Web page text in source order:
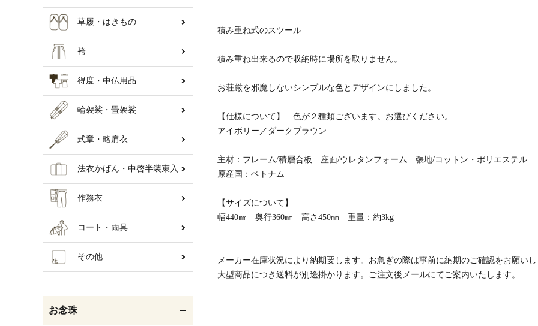
積み重ね式のスツール
積み重ね出来るので収納時に場所を取りません。
お荘厳を邪魔しないシンプルな色とデザインにしました。
【仕様について】 色が２種類ございます。お選びください。
アイボリー／ダークブラウン
主材：フレーム/積層合板 座面/ウレタンフォーム 張地/コットン・ポリエステル
原産国：ベトナム
【サイズについて】
幅440㎜ 奥行360㎜ 高さ450㎜ 重量：約3kg
メーカー在庫状況により納期要します。お急ぎの際は事前に納期のご確認をお願いし
大型商品につき送料が別途掛かります。ご注文後メールにてご案内いたします。
草履・はきもの
袴
得度・中仏用品
輪袈裟・畳袈裟
式章・略肩衣
法衣かばん・中啓半装束入
作務衣
コート・雨具
その他
お念珠